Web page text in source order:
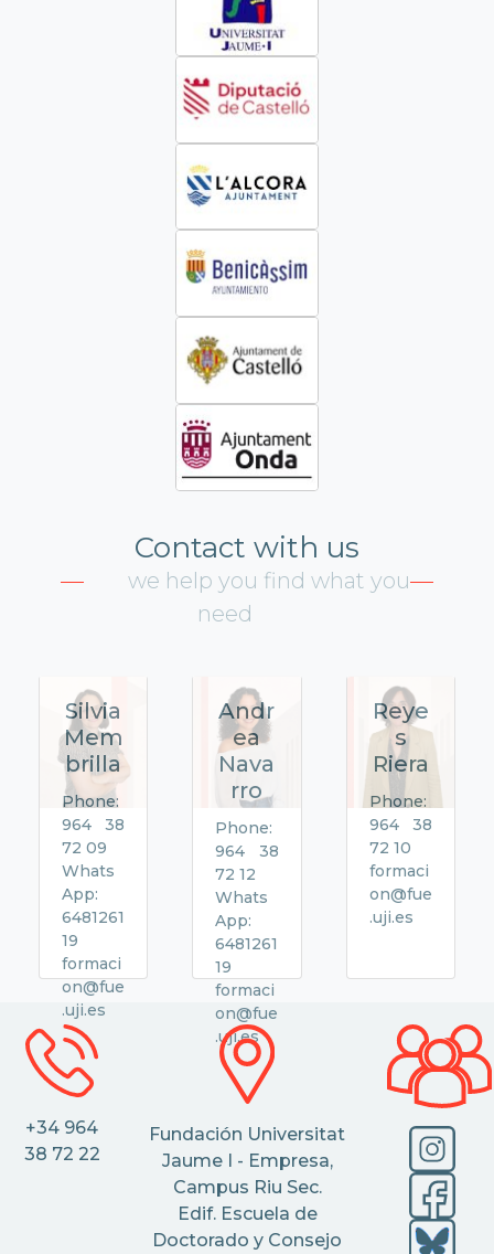
Contact with us
we help you find what you
need
Silvia
Mem
brilla
Phone:
964 38
72 09
Whats
App:
6481261
19
formaci
on@fue
.uji.es
Andr
ea
Nava
rro
Phone:
964 38
72 12
Whats
App:
6481261
19
formaci
on@fue
.uji.es
Reye
s
Riera
Phone:
964 38
72 10
formaci
on@fue
.uji.es
+34 964
38 72 22
Fundación Universitat
Jaume I - Empresa,
Campus Riu Sec.
Edif. Escuela de
Doctorado y Consejo